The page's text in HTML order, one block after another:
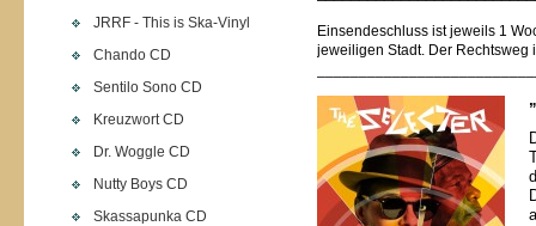
JRRF - This is Ska-Vinyl
Chando CD
Sentilo Sono CD
Kreuzwort CD
Dr. Woggle CD
Nutty Boys CD
Skassapunka CD
Einsendeschluss ist jeweils 1
jeweiligen Stadt. Der Rechtsweg